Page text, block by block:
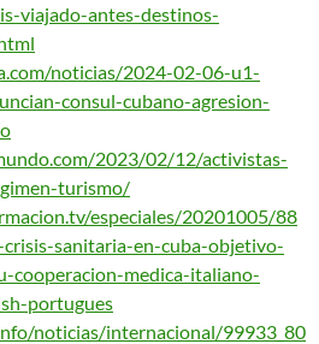
viajado-antes-destinos-
noticias/2024-02-06-u1-
consul-cubano-agresion-
2023/02/12/activistas-
turismo/
especiales/20201005/88
sanitaria-en-cuba-objetivo-
cooperacion-medica-italiano-
portugues
noticias/internacional/99933_80